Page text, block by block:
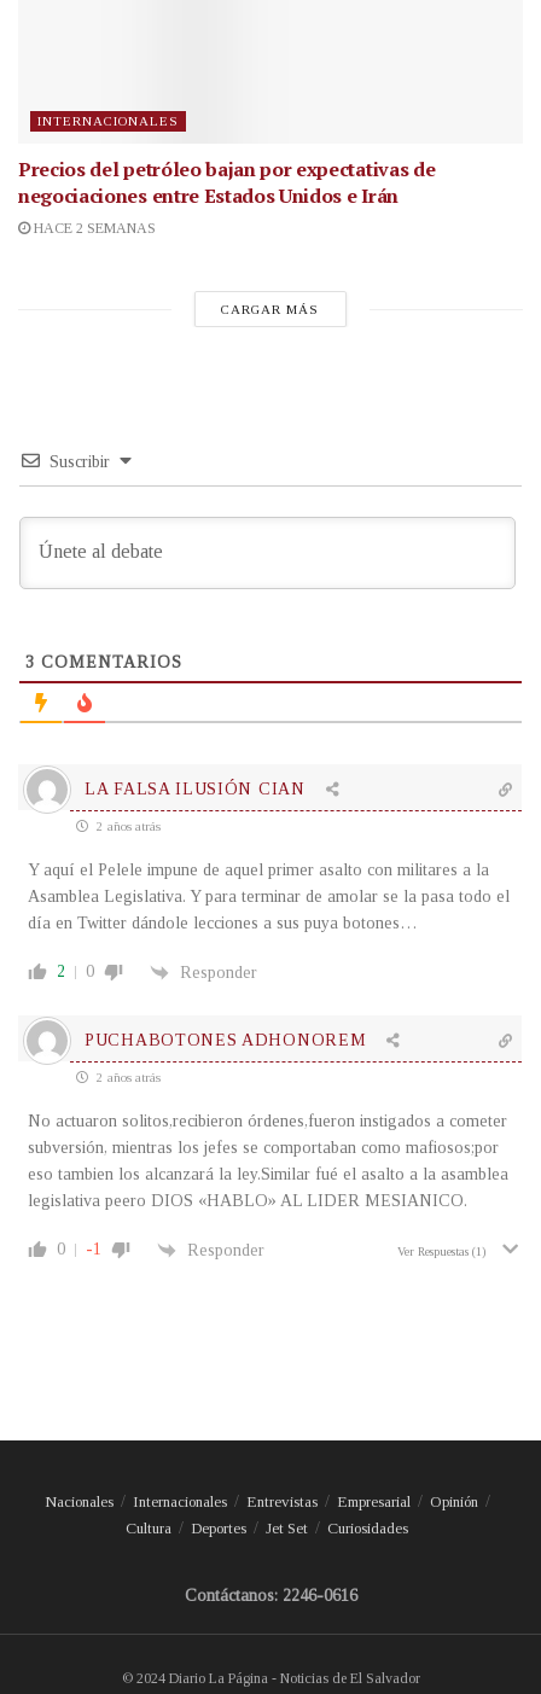
INTERNACIONALES
Precios del petróleo bajan por expectativas de
negociaciones entre Estados Unidos e Irán
HACE 2 SEMANAS
CARGAR MÁS
Suscribir
3 COMENTARIOS
LA FALSA ILUSIÓN CIAN
2 años atrás
Y aquí el Pelele impune de aquel primer asalto con militares a la
Asamblea Legislativa. Y para terminar de amolar se la pasa todo el
día en Twitter dándole lecciones a sus puya botones…
2 0 Responder
PUCHABOTONES ADHONOREM
2 años atrás
No actuaron solitos,recibieron órdenes,fueron instigados a cometer
subversión, mientras los jefes se comportaban como mafiosos;por
eso tambien los alcanzará la ley.Similar fué el asalto a la asamblea
legislativa peero DIOS «HABLO» AL LIDER MESIANICO.
0 -1 Responder Ver Respuestas (1)
Nacionales Internacionales Entrevistas Empresarial
Opinión
Cultura
Deportes Jet Set Curiosidades
Contáctanos: 2246-0616
© 2024 Diario La Página - Noticias de El Salvador